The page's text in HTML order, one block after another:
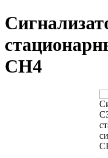
СН4